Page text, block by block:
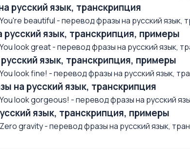
русский язык, транскрипция
beautiful - перевод фразы на русский язык,
язык, транскрипция, примеры
look great - перевод фразы на русский язык,
язык, транскрипция, примеры
look fine! - перевод фразы на русский язык,
на русский язык, транскрипция
look gorgeous! - перевод фразы на русский
язык, транскрипция, примеры
gravity - перевод фразы на русский язык,